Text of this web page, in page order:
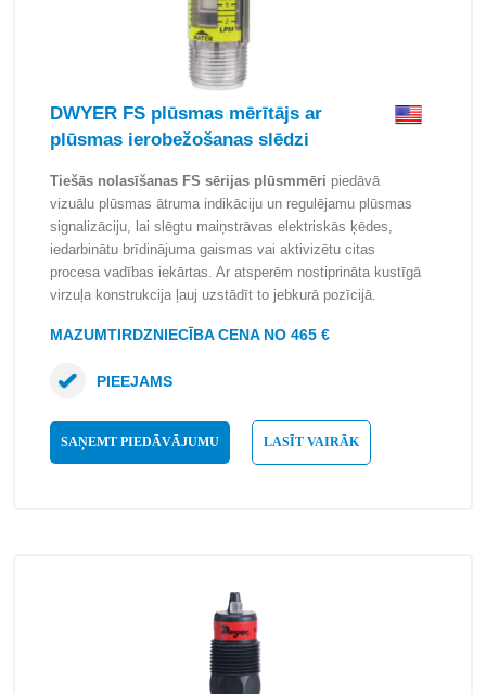
DWYER FS plūsmas mērītājs ar
plūsmas ierobežošanas slēdzi
Tiešās nolasīšanas FS sērijas plūsmmēri piedāvā
vizuālu plūsmas ātruma indikāciju un regulējamu plūsmas
signalizāciju, lai slēgtu maiņstrāvas elektriskās ķēdes,
iedarbinātu brīdinājuma gaismas vai aktivizētu citas
procesa vadības iekārtas. Ar atsperēm nostiprināta kustīgā
virzuļa konstrukcija ļauj uzstādīt to jebkurā pozīcijā.
MAZUMTIRDZNIECĪBA CENA NO 465 €
SAŅEMT PIEDĀVĀJUMU LASĪT VAIRĀK
PIEEJAMS